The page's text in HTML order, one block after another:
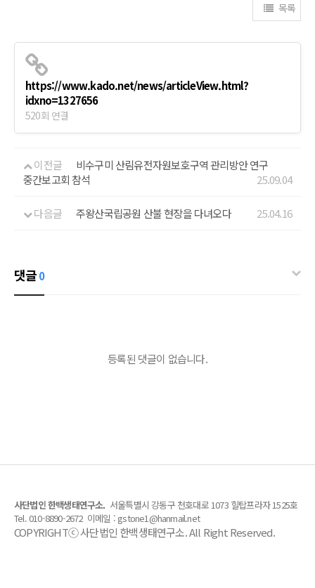
목록
https://www.kado.net/news/articleView.html?
idxno=1327656
520회 연결
이전글
비수구미 산림유전자원보호구역 관리방안 연구
중간보고회 참석
25.09.04
다음글 주왕산국립공원 산불 현장을 다녀오다 25.04.16
댓글0
등록된 댓글이 없습니다.
사단법인 한백생태연구소. 서울특별시 강동구 천호대로 1073 힐탑프라자 1525호
Tel. 010-8890-2672 이메일 : gstone1@hanmail.net
COPYRIGHTⓒ 사단법인 한백생태연구소. All Right Reserved.